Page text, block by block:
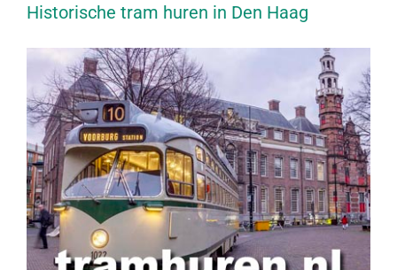
Historische tram huren in Den Haag